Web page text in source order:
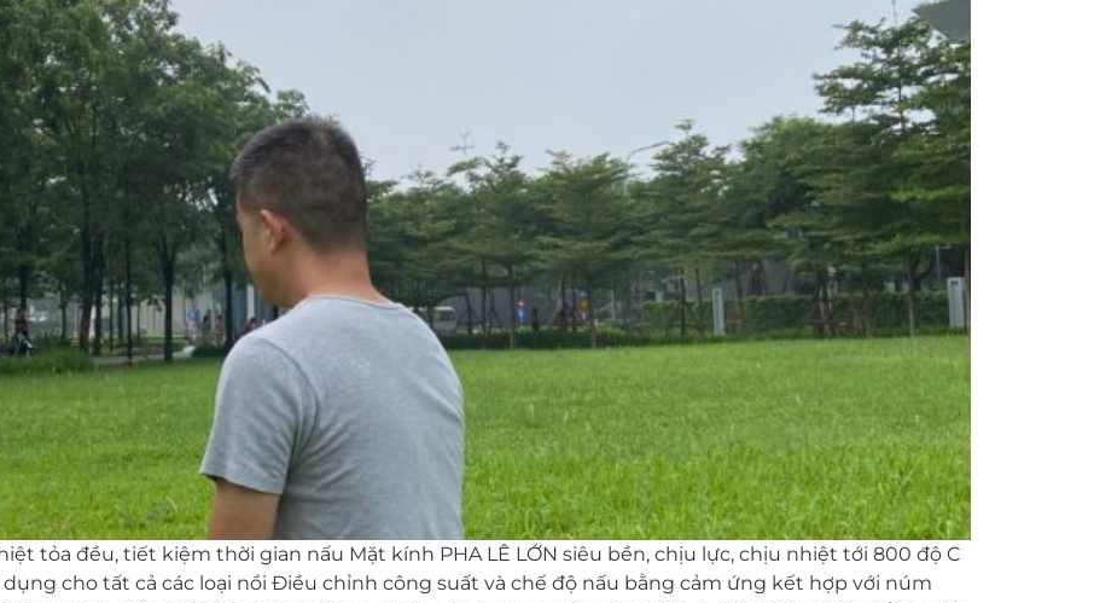
tỏa đều, tiết kiệm thời gian nấu Mặt kính PHA LÊ LỚN siêu bền, chịu lực, chịu nhiệt tới 800 độ C
cho tất cả các loại nồi Điều chỉnh công suất và chế độ nấu bằng cảm ứng kết hợp với núm